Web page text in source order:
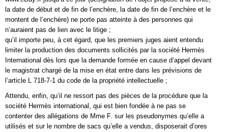
la date de début et de fin de l’enchère, la date de fin de l’enchère et le
montent de l’enchère) ne porte pas atteinte à des personnes qui
n’auraient pas de lien avec le litige ;
qu’il importe peu, à cet égard, que les premiers juges aient entendu
limiter la production des documents sollicités par la société Hermès
International dès lors que la demande formée en cause d’appel devant
le magistrat chargé de la mise en état entre dans les prévisions de
l’article L 718-7-1 du code de la propriété intellectuelle ;
Attendu, enfin, qu’il ne ressort pas des pièces de la procédure que la
société Hermès international, qui est bien fondée à ne pas se
contenter des allégations de Mme F. sur les pseudonymes qu’elle a
utilisés et sur le nombre de sacs qu’elle a vendus, disposerait d’ores